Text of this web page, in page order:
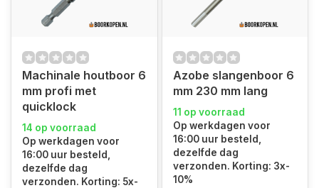
Machinale houtboor 6
mm profi met
quicklock
14 op voorraad
Op werkdagen voor
16:00 uur besteld,
dezelfde dag
verzonden. Korting: 5x-
Azobe slangenboor 6
mm 230 mm lang
11 op voorraad
Op werkdagen voor
16:00 uur besteld,
dezelfde dag
verzonden. Korting: 3x-
10%